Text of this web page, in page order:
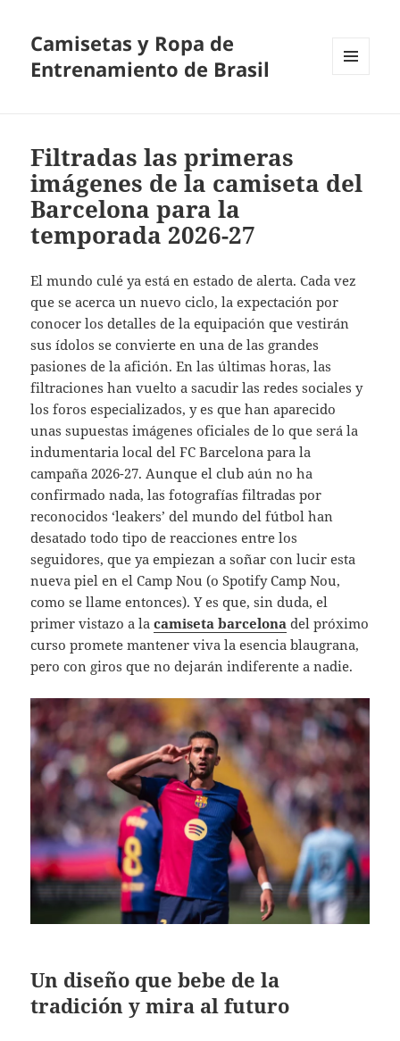
Camisetas y Ropa de
Entrenamiento de Brasil
Filtradas las primeras
imágenes de la camiseta del
Barcelona para la
temporada 2026-27
El mundo culé ya está en estado de alerta. Cada vez
que se acerca un nuevo ciclo, la expectación por
conocer los detalles de la equipación que vestirán
sus ídolos se convierte en una de las grandes
pasiones de la afición. En las últimas horas, las
filtraciones han vuelto a sacudir las redes sociales y
los foros especializados, y es que han aparecido
unas supuestas imágenes oficiales de lo que será la
indumentaria local del FC Barcelona para la
campaña 2026-27. Aunque el club aún no ha
confirmado nada, las fotografías filtradas por
reconocidos ‘leakers’ del mundo del fútbol han
desatado todo tipo de reacciones entre los
seguidores, que ya empiezan a soñar con lucir esta
nueva piel en el Camp Nou (o Spotify Camp Nou,
como se llame entonces). Y es que, sin duda, el
primer vistazo a lacamiseta barcelona del próximo
curso promete mantener viva la esencia blaugrana,
pero con giros que no dejarán indiferente a nadie.
Un diseño que bebe de la
tradición y mira al futuro